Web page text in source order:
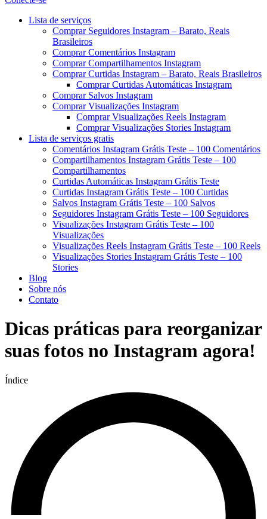
Menu
Lista de serviços
Comprar Seguidores Instagram – Barato, Reais
Brasileiros
Comprar Comentários Instagram
Comprar Compartilhamentos Instagram
Comprar Curtidas Instagram – Barato, Reais Brasileiros
Comprar Curtidas Automáticas Instagram
Comprar Salvos Instagram
Comprar Visualizações Instagram
Comprar Visualizações Reels Instagram
Comprar Visualizações Stories Instagram
Lista de serviços gratis
Comentários Instagram Grátis Teste – 100 Comentários
Compartilhamentos Instagram Grátis Teste – 100
Compartilhamentos
Curtidas Automáticas Instagram Grátis Teste
Curtidas Instagram Grátis Teste – 100 Curtidas
Salvos Instagram Grátis Teste – 100 Salvos
Seguidores Instagram Grátis Teste – 100 Seguidores
Visualizações Instagram Grátis Teste – 100
Visualizações
Visualizações Reels Instagram Grátis Teste – 100 Reels
Visualizações Stories Instagram Grátis Teste – 100
Stories
Blog
Sobre nós
Contato
Dicas práticas para reorganizar
suas fotos no Instagram agora!
Índice